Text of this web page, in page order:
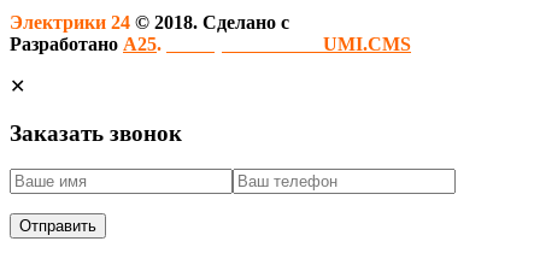
Электрики 24 © 2018. Сделано с
Разработано A25. UMI.CMS
✕
Заказать звонок
Отправить